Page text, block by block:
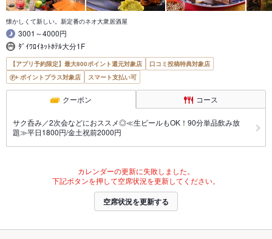
懐かしくて新しい。新定番のネオ大衆居酒屋
3001～4000円
ﾀﾞｲﾜﾛｲﾈｯﾄﾎﾃﾙ大分1F
【アプリ予約限定】最大800ポイント還元対象店
口コミ投稿特典対象店
ポイントプラス対象店
スマート支払い可
クーポン コース
サク呑み／2次会などにおススメ◎≪生ビールもOK！90分単品飲み放
題≫平日1800円/金土祝前2000円
カレンダーの更新に失敗しました。
下記ボタンを押して空席状況を更新してください。
空席状況を更新する